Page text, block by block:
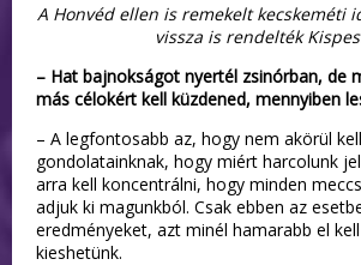
A Honvéd ellen is remekelt kecskeméti
vissza is rendelték
– Hat bajnokságot nyertél zsinórban, de
más célokért kell küzdened, mennyiben
– A legfontosabb az, hogy nem akörül
gondolatainknak, hogy miért harcolunk
arra kell koncentrálni, hogy minden
adjuk ki magunkból. Csak ebben az
eredményeket, azt minél hamarabb el
kieshetünk.